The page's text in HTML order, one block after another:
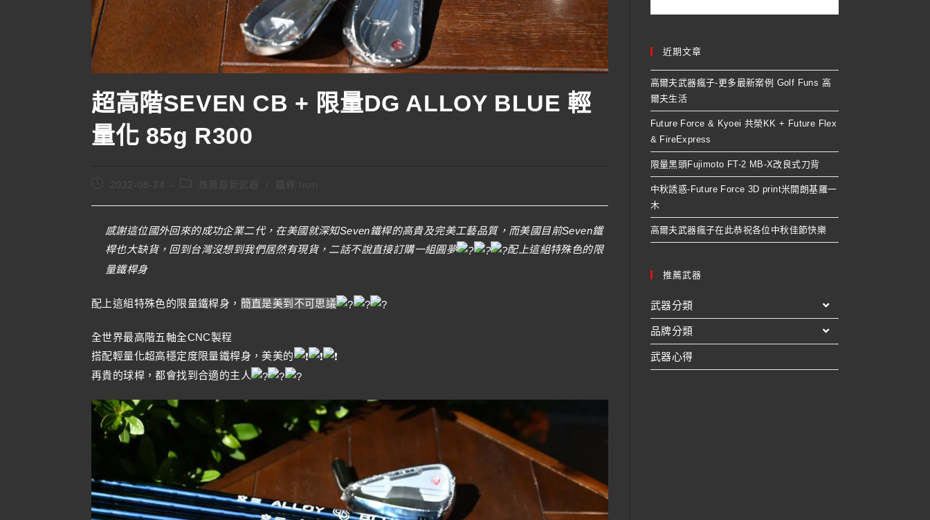
超高階SEVEN CB + 限量DG ALLOY BLUE 輕
量化 85g R300
鐵桿 Iron
感謝這位國外回來的成功企業二代，在美國就深知Seven鐵桿的高貴及完美工藝品質，而美國目前Seven鐵
桿也大缺貨，回到台灣沒想到我們居然有現貨，二話不說直接訂購一組圓夢
配上這組特殊色的限
量鐵桿身
配上這組特殊色的限量鐵桿身 ， 簡直是美到不可思議
全世界最高階五軸全CNC製程
搭配輕量化超高穩定度限量鐵桿身，美美的
再貴的球桿，都會找到合適的主人
近期文章
高爾夫武器瘋子-更多最新案例 Golf Funs 高
爾夫生活
Future Force & Kyoei 共榮KK + Future Flex
& FireExpress
限量黑頭Fujimoto FT-2 MB-X改良式刀背
中秋誘惑-Future Force 3D print米開朗基羅一
木
高爾夫武器瘋子在此恭祝各位中秋佳節快樂
推薦武器
武器分類
品牌分類
武器心得